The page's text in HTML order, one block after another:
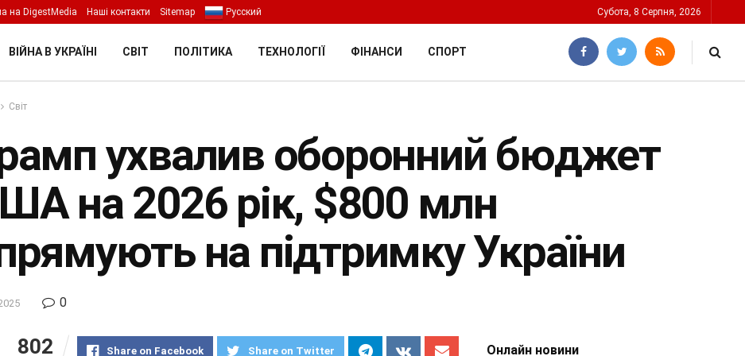
на DigestMedia Наші контакти Sitemap Русский Субота, 8 Серпня, 2026
ВІЙНА В УКРАЇНІ СВІТ ПОЛІТИКА ТЕХНОЛОГІЇ ФІНАНСИ СПОРТ
Світ
ухвалив оборонний бюджет
на 2026 рік, $800 млн
на підтримку України
0
802 Share on Facebook Share on Twitter Онлайн новини